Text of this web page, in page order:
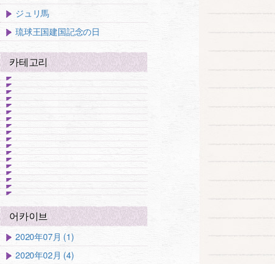
ジュリ馬
琉球王国建国記念の日
카테고리
어카이브
2020年07月 (1)
2020年02月 (4)